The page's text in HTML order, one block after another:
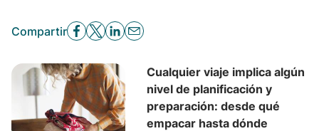
Compartir
Cualquier viaje implica algún
nivel de planificación y
preparación: desde qué
empacar hasta dónde